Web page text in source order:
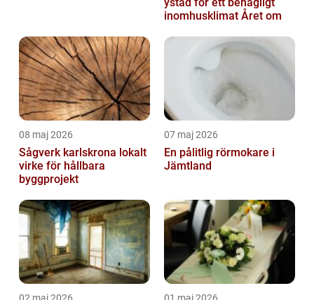
inomhusklimat Året om
08 maj 2026
Sågverk karlskrona lokalt
virke för hållbara
byggprojekt
07 maj 2026
En pålitlig rörmokare i
Jämtland